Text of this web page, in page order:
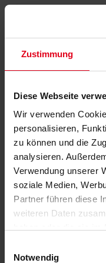
Zustimmung
Diese Webseite
Wir verwenden
personalisieren,
zu können und die
analysieren.
Verwendung unserer
soziale Medien,
Partner führen diese
weiteren Daten
Notwendig